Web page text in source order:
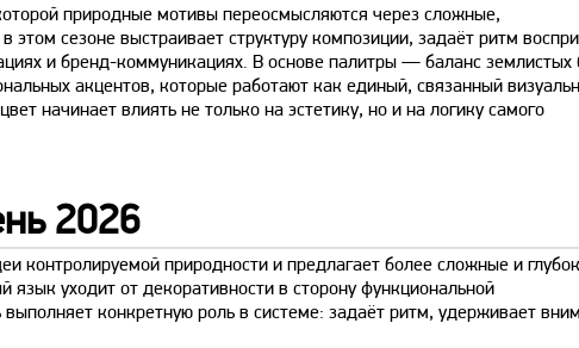
природные мотивы переосмысляются через сложные,
сезоне выстраивает структуру композиции, задаёт ритм
и бренд-коммуникациях. В основе палитры — баланс землистых
акцентов, которые работают как единый, связанный
начинает влиять не только на эстетику, но и на логику самого
2026
контролируемой природности и предлагает более сложные и
уходит от декоративности в сторону функциональной
конкретную роль в системе: задаёт ритм, удерживает